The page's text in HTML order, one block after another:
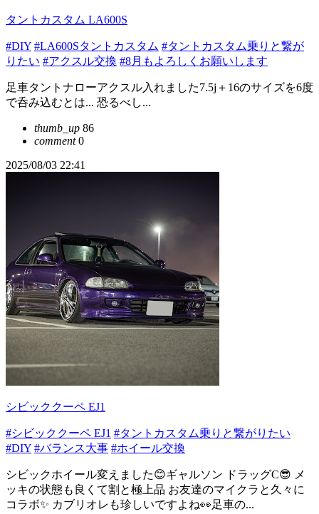
タントカスタム LA600S
#DIY #LA600Sタントカスタム #タントカスタム乗りと繋が
りたい #アクスル交換 #8月もよろしくお願いします
足車タントナローアクスル入れました7.5j＋16のサイズを6度
で呑み込むとは... 恐るべし...
thumb_up 86
comment0
2025/08/03 22:41
シビッククーペ EJ1
#シビッククーペ EJ1 #タントカスタム乗りと繋がりたい
#DIY #バランス大事 #ホイール交換
シビックホイール変えました😊ギャルソン ドラッグC😎 メ
ッキの状態も良くて割と極上品 お友達のマイクラと久々に
コラボ✨ カブリオレも珍しいですよね👀足車の...